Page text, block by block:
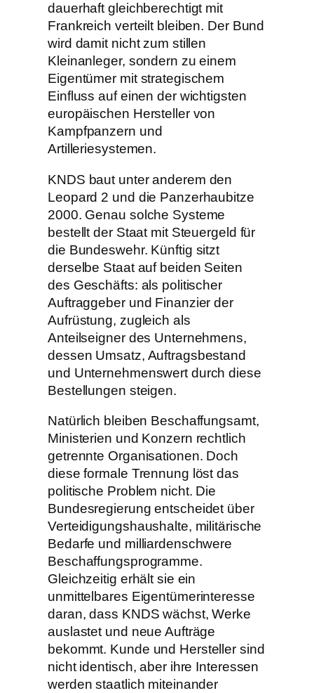
dauerhaft gleichberechtigt mit
Frankreich verteilt bleiben. Der Bund
wird damit nicht zum stillen
Kleinanleger, sondern zu einem
Eigentümer mit strategischem
Einfluss auf einen der wichtigsten
europäischen Hersteller von
Kampfpanzern und
Artilleriesystemen.
KNDS baut unter anderem den
Leopard 2 und die Panzerhaubitze
2000. Genau solche Systeme
bestellt der Staat mit Steuergeld für
die Bundeswehr. Künftig sitzt
derselbe Staat auf beiden Seiten
des Geschäfts: als politischer
Auftraggeber und Finanzier der
Aufrüstung, zugleich als
Anteilseigner des Unternehmens,
dessen Umsatz, Auftragsbestand
und Unternehmenswert durch diese
Bestellungen steigen.
Natürlich bleiben Beschaffungsamt,
Ministerien und Konzern rechtlich
getrennte Organisationen. Doch
diese formale Trennung löst das
politische Problem nicht. Die
Bundesregierung entscheidet über
Verteidigungshaushalte, militärische
Bedarfe und milliardenschwere
Beschaffungsprogramme.
Gleichzeitig erhält sie ein
unmittelbares Eigentümerinteresse
daran, dass KNDS wächst, Werke
auslastet und neue Aufträge
bekommt. Kunde und Hersteller sind
nicht identisch, aber ihre Interessen
werden staatlich miteinander